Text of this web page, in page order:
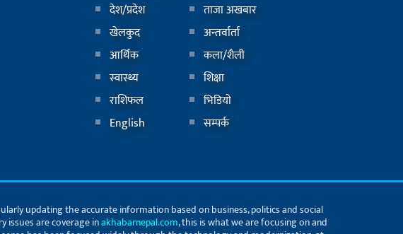
देश/प्रदेश
ताजा अखबार
खेलकुद
अन्तर्वार्ता
आर्थिक
कला/शैली
स्वास्थ्य
शिक्षा
राशिफल
भिडियाे
English
सम्पर्क
updating the accurate information based on business, politics and social
issues are coverage inakhabarnepal.com, this is what we are focusing on and